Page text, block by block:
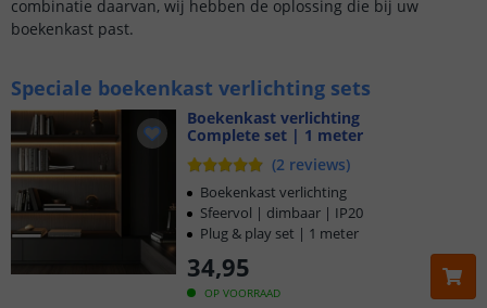
combinatie daarvan, wij hebben de oplossing die bij uw
boekenkast past.
Speciale boekenkast verlichting sets
Boekenkast verlichting
Complete set | 1 meter
(2 reviews)
OP VOORRAAD
34,95
Boekenkast verlichting
Sfeervol | dimbaar | IP20
Plug & play set | 1 meter